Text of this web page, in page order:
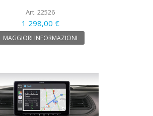
Art. 22526
1 298,00 €
MAGGIORI INFORMAZIONI